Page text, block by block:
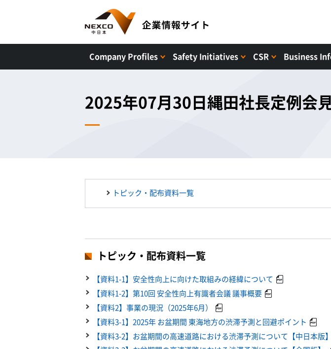
Company Profiles Safety Initiatives CSR Business
2025年07月30日縄田社長定例会
トピック・配布資料一覧
トピック・配布資料一覧
【資料1-1】安全性向上に向けた取組みの経緯について
【資料1-2】第10回 安全性向上有識者会議 議事概要
【資料2】事業の現況（2025年6月）
【資料3-1】2025年 お盆期間 東海地方の渋滞予測と回避ポイント
【資料3-2】お盆期間の高速道路における渋滞予測について【中日本版】